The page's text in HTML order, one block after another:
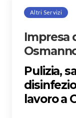
Altri Servizi
Impresa
Pulizia,
lavoro a